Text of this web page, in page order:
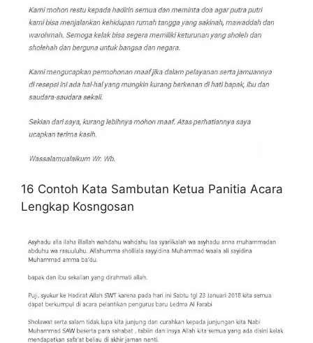
16 Contoh Kata Sambutan Ketua Panitia Acara
Lengkap Kosngosan